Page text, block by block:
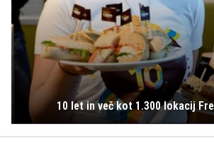
10 let in več kot 1.300 lokacij